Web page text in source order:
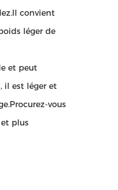
convient
léger de
et peut
il est léger et
vous
plus